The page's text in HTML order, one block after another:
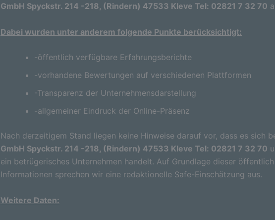
GmbH Spyckstr. 214 -218, (Rindern) 47533 Kleve Tel: 02821 7 32 70
Dabei wurden unter anderem folgende Punkte berücksichtigt:
-öffentlich verfügbare Erfahrungsberichte
-vorhandene Bewertungen auf verschiedenen Plattformen
-Transparenz der Unternehmensdarstellung
-allgemeiner Eindruck der Online-Präsenz
Nach derzeitigem Stand liegen keine Hinweise darauf vor, dass es sich
GmbH Spyckstr. 214 -218, (Rindern) 47533 Kleve Tel: 02821 7 32 70
ein betrügerisches Unternehmen handelt. Auf Grundlage dieser
Informationen sprechen wir eine redaktionelle Safe-Einschätzung aus.
Weitere Daten: